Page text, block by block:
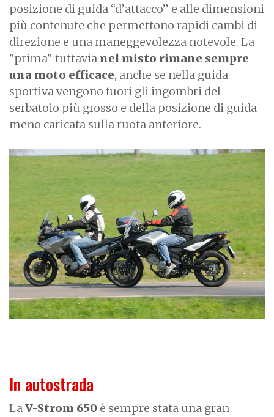
posizione di guida “d’attacco” e alle dimensioni
più contenute che permettono rapidi cambi di
direzione e una maneggevolezza notevole. La
"prima" tuttavia nel misto rimane sempre
una moto efficace, anche se nella guida
sportiva vengono fuori gli ingombri del
serbatoio più grosso e della posizione di guida
meno caricata sulla ruota anteriore.
In autostrada
LaV-Strom 650 è sempre stata una gran